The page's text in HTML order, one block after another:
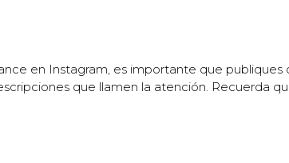
en Instagram, es importante que
que llamen la atención. Recuerda